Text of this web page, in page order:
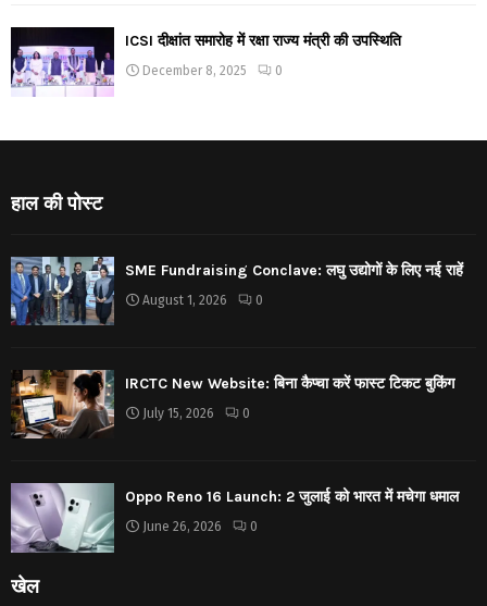
ICSI दीक्षांत समारोह में रक्षा राज्य मंत्री की उपस्थिति
December 8, 2025 0
हाल की पोस्ट
SME Fundraising Conclave: लघु उद्योगों के लिए नई राहें
August 1, 2026 0
IRCTC New Website: बिना कैप्चा करें फास्ट टिकट बुकिंग
July 15, 2026 0
Oppo Reno 16 Launch: 2 जुलाई को भारत में मचेगा धमाल
June 26, 2026 0
खेल